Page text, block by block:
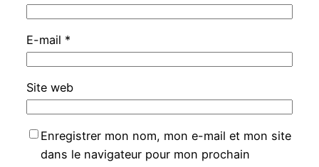
E-mail *
Site web
Enregistrer mon nom, mon e-mail et mon site
dans le navigateur pour mon prochain